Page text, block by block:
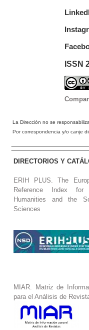
ISSN
La Dirección no se
Por correspondencia y/o canje
DIRECTORIOS Y
ERIH PLUS. The
Reference Index for
Humanities and the
Sciences
MIAR. Matriz de
para el Análisis de